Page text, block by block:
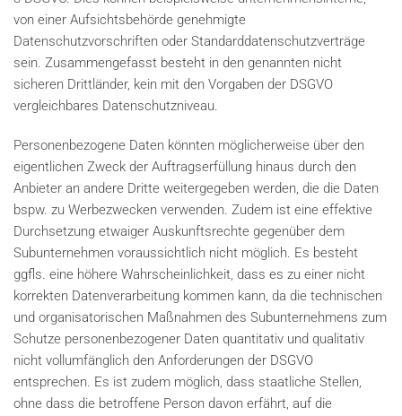
von einer Aufsichtsbehörde genehmigte
Datenschutzvorschriften oder Standarddatenschutzverträge
sein. Zusammengefasst besteht in den genannten nicht
sicheren Drittländer, kein mit den Vorgaben der DSGVO
vergleichbares Datenschutzniveau.
Personenbezogene Daten könnten möglicherweise über den
eigentlichen Zweck der Auftragserfüllung hinaus durch den
Anbieter an andere Dritte weitergegeben werden, die die Daten
bspw. zu Werbezwecken verwenden. Zudem ist eine effektive
Durchsetzung etwaiger Auskunftsrechte gegenüber dem
Subunternehmen voraussichtlich nicht möglich. Es besteht
ggfls. eine höhere Wahrscheinlichkeit, dass es zu einer nicht
korrekten Datenverarbeitung kommen kann, da die technischen
und organisatorischen Maßnahmen des Subunternehmens zum
Schutze personenbezogener Daten quantitativ und qualitativ
nicht vollumfänglich den Anforderungen der DSGVO
entsprechen. Es ist zudem möglich, dass staatliche Stellen,
ohne dass die betroffene Person davon erfährt, auf die